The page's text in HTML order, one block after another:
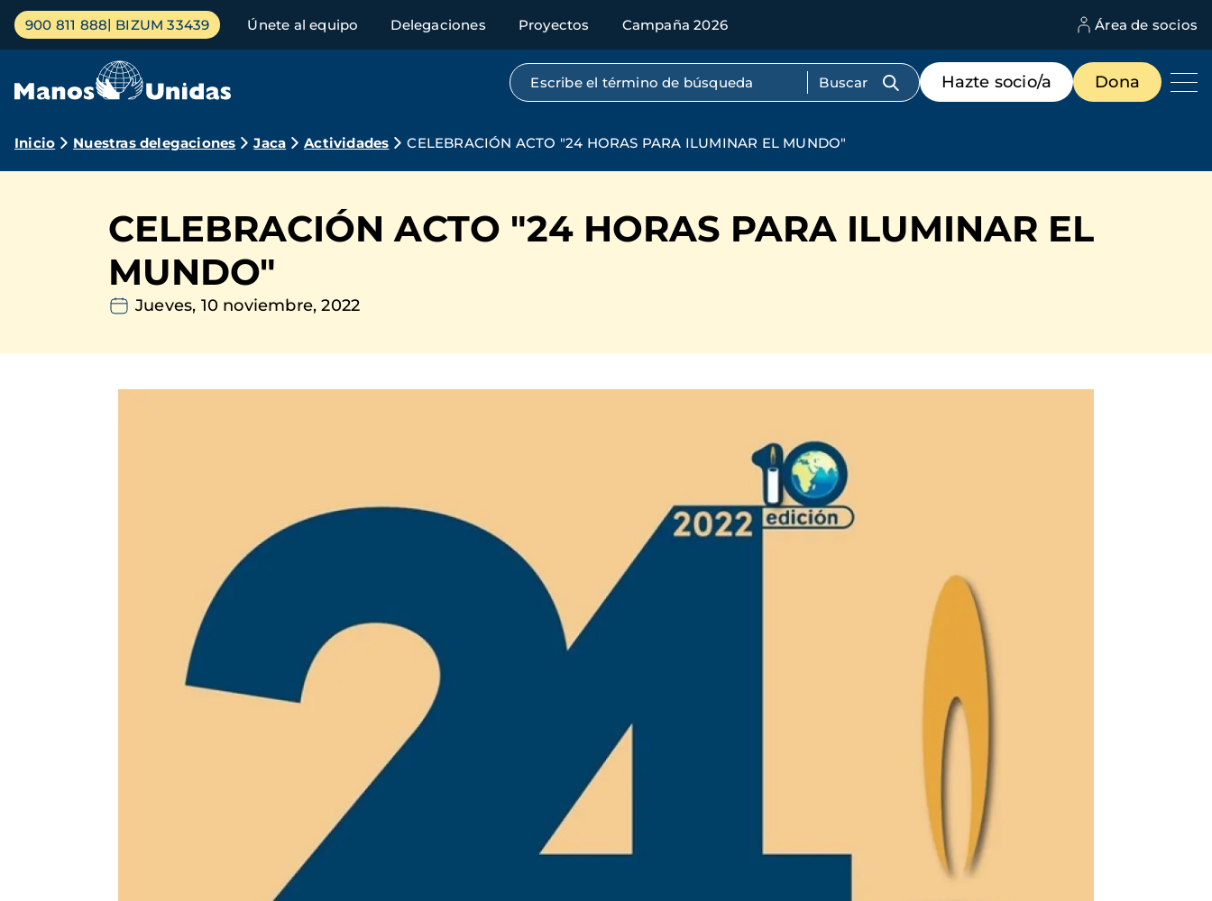
Pasar
contenido
Menú
principal
900 811 888 BIZUM 33439 Únete al equipo Delegaciones Proyectos Campaña 2026 Área de socios
Búsqueda por texto completo
Menú
de
destacados
Hazte socio/a Dona
Ruta
navegación
Inicio Nuestras delegaciones Jaca Actividades CELEBRACIÓN ACTO "24 HORAS PARA ILUMINAR EL MUNDO"
CELEBRACIÓN ACTO "24 HORAS PARA ILUMINAR EL
MUNDO"
Jueves, 10 noviembre, 2022